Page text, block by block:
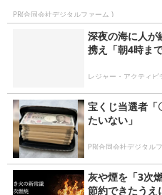
PR(合同会社デジタルファーム )
深夜の海に人
携え「朝4時ま
レジャー・アクティビ
宝くじ当選者「
たいない」
PR(合同会社デジタル
灰や煙を「3次
節約できたうえ